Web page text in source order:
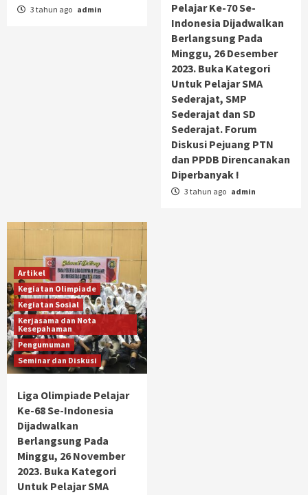
3 tahun ago admin
Pelajar Ke-70 Se-
Indonesia Dijadwalkan
Berlangsung Pada
Minggu, 26 Desember
2023. Buka Kategori
Untuk Pelajar SMA
Sederajat, SMP
Sederajat dan SD
Sederajat. Forum
Diskusi Pejuang PTN
dan PPDB Direncanakan
Diperbanyak !
3 tahun ago admin
Artikel
Kegiatan Olimpiade
Kegiatan Sosial
Kerjasama dan Nota
Kesepahaman
Pengumuman
Seminar dan Diskusi
Liga Olimpiade Pelajar
Ke-68 Se-Indonesia
Dijadwalkan
Berlangsung Pada
Minggu, 26 November
2023. Buka Kategori
Untuk Pelajar SMA